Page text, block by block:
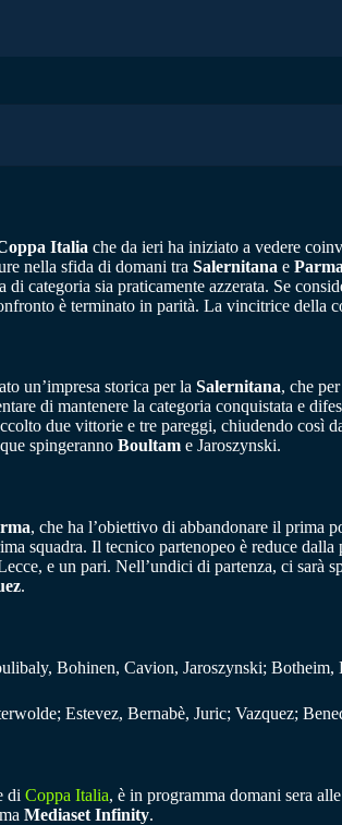
Italia che da ieri ha iniziato a vedere
nella sfida di domani tra Salernitana e Parma
categoria sia praticamente azzerata. Se
è terminato in parità. La vincitrice della
un’impresa storica per la Salernitana, che
di mantenere la categoria conquistata e
due vittorie e tre pareggi, chiudendo
spingeranno Boultam e Jaroszynski.
, che ha l’obiettivo di abbandonare il prima
squadra. Il tecnico partenopeo è reduce
e un pari. Nell’undici di partenza, ci sarà
.
Bohinen, Cavion, Jaroszynski;
Estevez, Bernabè, Juric; Vazquez;
di Coppa Italia, è in programma domani sera
Mediaset Infinity.